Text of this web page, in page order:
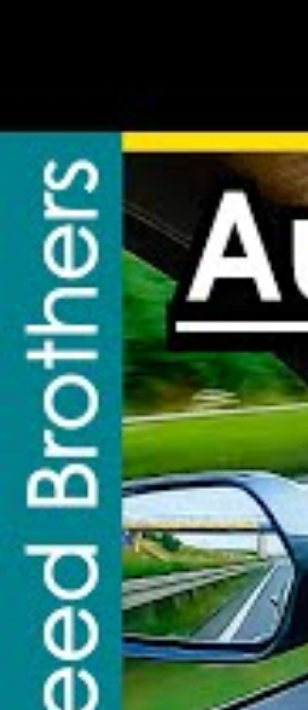
Le conducteur principal
et il devra verser une
face à cette impunité
convocation devant le
Ce genre
collective, notamment
limitations.
Les
défiance
Ce cas met en lumière
détriment de leur
vitesse, en particulier
vigilance policière se
Les